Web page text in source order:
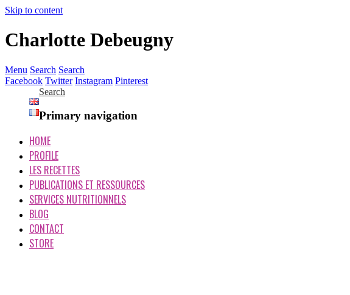
Skip to content
Charlotte Debeugny
Menu Search Search
Facebook Twitter Instagram Pinterest
Search
Primary navigation
HOME
PROFILE
LES RECETTES
PUBLICATIONS ET RESSOURCES
SERVICES NUTRITIONNELS
BLOG
CONTACT
STORE